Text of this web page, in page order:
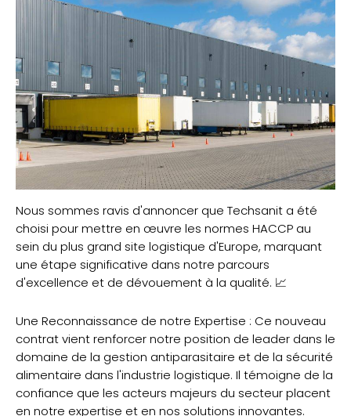
Nous sommes ravis d'annoncer que Techsanit a été
choisi pour mettre en œuvre les normes HACCP au
sein du plus grand site logistique d'Europe, marquant
une étape significative dans notre parcours
d'excellence et de dévouement à la qualité. 📈
Une Reconnaissance de notre Expertise : Ce nouveau
contrat vient renforcer notre position de leader dans le
domaine de la gestion antiparasitaire et de la sécurité
alimentaire dans l'industrie logistique. Il témoigne de la
confiance que les acteurs majeurs du secteur placent
en notre expertise et en nos solutions innovantes.